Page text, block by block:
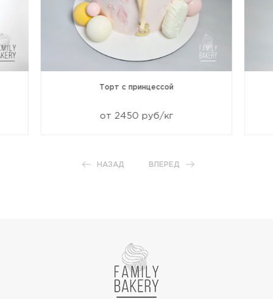
Торт с принцессой
от 2450 руб/кг
НАЗАД ВПЕРЕД